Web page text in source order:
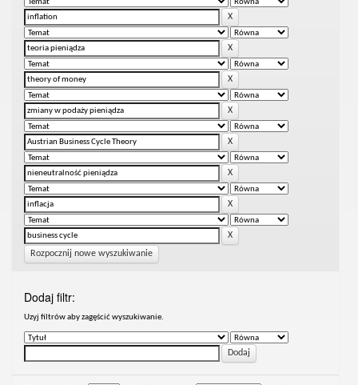
Rozpocznij nowe wyszukiwanie
Dodaj filtr:
Uzyj filtrów aby zagęścić wyszukiwanie.